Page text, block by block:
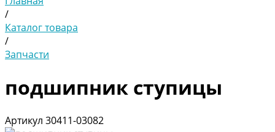
/
Каталог товара
/
Запчасти
подшипник ступицы
Артикул 30411-03082